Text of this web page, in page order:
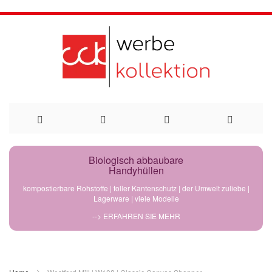
Direkt
Biologisch abbaubare
Handyhüllen
kompostierbare Rohstoffe | toller Kantenschutz | der Umwelt zuliebe |
Lagerware | viele Modelle
--> ERFAHREN SIE MEHR